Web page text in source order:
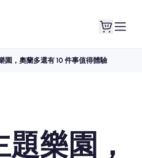
購買計劃
園，奧蘭多還有 10 件事值得體驗
題樂園，